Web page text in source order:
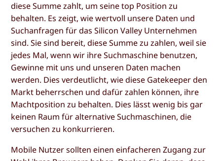
diese Summe zahlt, um seine top Position zu
behalten. Es zeigt, wie wertvoll unsere Daten und
Suchanfragen für das Silicon Valley Unternehmen
sind. Sie sind bereit, diese Summe zu zahlen, weil sie
jedes Mal, wenn wir ihre Suchmaschine benutzen,
Gewinne mit uns und unseren Daten machen
werden. Dies verdeutlicht, wie diese Gatekeeper den
Markt beherrschen und dafür zahlen können, ihre
Machtposition zu behalten. Dies lässt wenig bis gar
keinen Raum für alternative Suchmaschinen, die
versuchen zu konkurrieren.
Mobile Nutzer sollten einen einfacheren Zugang zur